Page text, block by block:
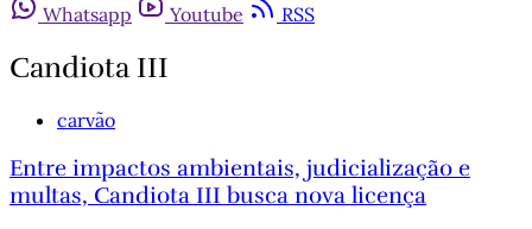
Whatsapp
Youtube RSS
Candiota III
carvão
Entre impactos ambientais, judicialização e
multas, Candiota III busca nova licença